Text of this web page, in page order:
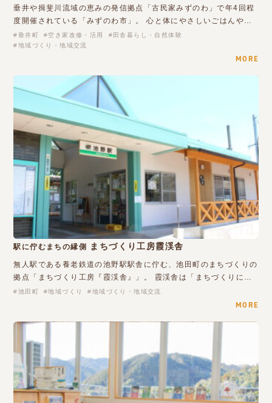
垂井や揖斐川流域の恵みの発信拠点「古民家みずのわ」で年4回程
度開催されている「みずのわ市」。 心と体にやさしいごはんや…
垂井町 空き家改修・活用
田舎暮らし・自然体験
地域づくり・地域交流
MORE
駅に佇むまちの縁側 まちづくり工房霞渓舎
無人駅である養老鉄道の池野駅駅舎に佇む、池田町のまちづくりの
拠点「まちづくり工房『霞渓舎』」。 霞渓舎は「まちづくりに…
池田町 地域づくり 地域づくり・地域交流
MORE